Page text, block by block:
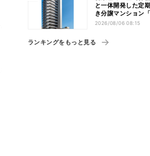
と一体開発した定
き分譲マンション
ームズ入谷」竣工
2026/08/06 08:15
ランキングをもっと見る